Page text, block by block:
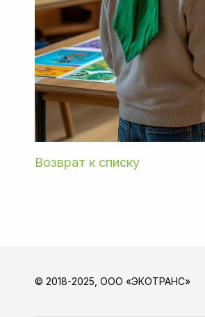
Возврат к списку
© 2018-2025, ООО «ЭКОТРАНС»